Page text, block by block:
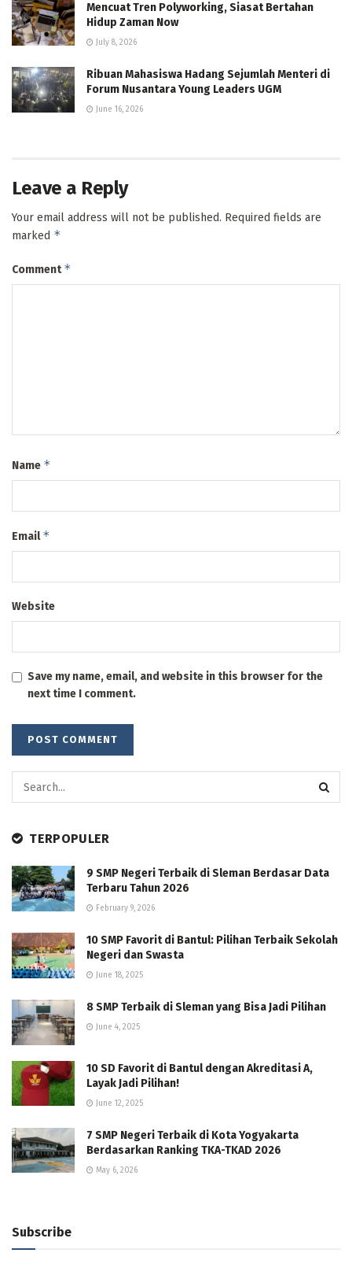
Mencuat Tren Polyworking, Siasat Bertahan
Hidup Zaman Now
July 8, 2026
Ribuan Mahasiswa Hadang Sejumlah Menteri di
Forum Nusantara Young Leaders UGM
June 16, 2026
Leave a Reply
Your email address will not be published. Required fields are
marked *
Comment*
Name *
Email*
Website
Save my name, email, and website in this browser for the
next time I comment.
TERPOPULER
9 SMP Negeri Terbaik di Sleman Berdasar Data
Terbaru Tahun 2026
February 9, 2026
10 SMP Favorit di Bantul: Pilihan Terbaik Sekolah
Negeri dan Swasta
June 18, 2025
8 SMP Terbaik di Sleman yang Bisa Jadi Pilihan
June 4, 2025
10 SD Favorit di Bantul dengan Akreditasi A,
Layak Jadi Pilihan!
June 12, 2025
7 SMP Negeri Terbaik di Kota Yogyakarta
Berdasarkan Ranking TKA-TKAD 2026
May 6, 2026
Subscribe